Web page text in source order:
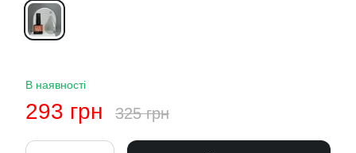
В наявності
293 грн 325 грн